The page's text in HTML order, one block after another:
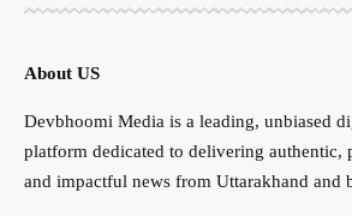
About US
Devbhoomi Media is a leading, unbiased
platform dedicated to delivering authentic,
and impactful news from Uttarakhand and